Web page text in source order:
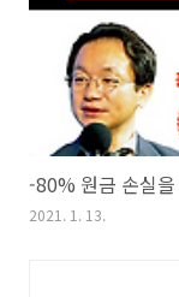
-80% 원금 손실
2021. 1. 13.